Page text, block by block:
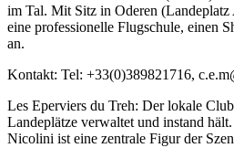
im Tal. Mit Sitz in Oderen
eine professionelle Flugschule, einen
an.
Kontakt: Tel: +33(0)389821716,
Les Eperviers du Treh: Der lokale
Landeplätze verwaltet und instand
Nicolini ist eine zentrale Figur der